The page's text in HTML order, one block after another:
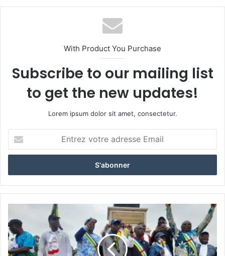
With Product You Purchase
Subscribe to our mailing list
to get the new updates!
Lorem ipsum dolor sit amet, consectetur.
votre
adresse
l’opposition
dénonce
le
boycott